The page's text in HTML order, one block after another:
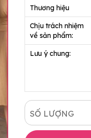
Thương hiệu
Chịu trách nhiệm
về sản phẩm:
Lưu ý chung:
SỐ LƯỢNG